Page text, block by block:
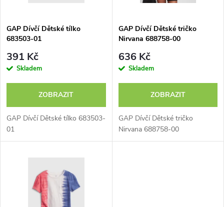
p
r
o
d
u
s
p
r
d
u
GAP Dívčí Dětské tílko
683503-01
391 Kč
Skladem
ZOBRAZIT
GAP Dívčí Dětské tílko 683503-
01
GAP Dívčí Dětské tričko
Nirvana 688758-00
636 Kč
Skladem
ZOBRAZIT
GAP Dívčí Dětské tričko
Nirvana 688758-00